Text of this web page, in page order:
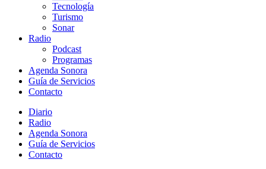
Tecnología
Turismo
Sonar
Radio
Podcast
Programas
Agenda Sonora
Guía de Servicios
Contacto
Diario
Radio
Agenda Sonora
Guía de Servicios
Contacto